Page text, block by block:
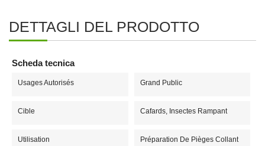
DETTAGLI DEL PRODOTTO
Scheda tecnica
Usages Autorisés Grand Public
Cible Cafards, Insectes Rampant
Utilisation Préparation De Pièges Collant